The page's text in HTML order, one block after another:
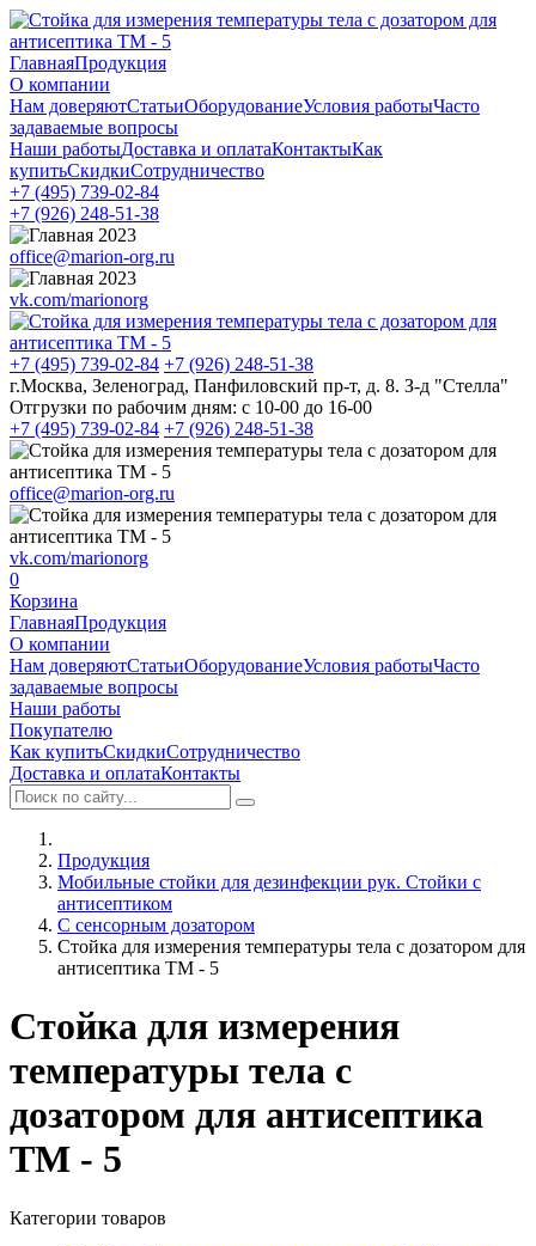
ГлавнаяПродукция
О компании
Нам доверяютСтатьиОборудованиеУсловия работыЧасто
задаваемые вопросы
Наши работыДоставка и оплатаКонтактыКак
купитьСкидкиСотрудничество
+7 (495) 739-02-84
+7 (926) 248-51-38
office@marion-org.ru
vk.com/marionorg
+7 (495) 739-02-84 +7 (926) 248-51-38
г.Москва, Зеленоград, Панфиловский пр-т, д. 8. З-д "Стелла"
Отгрузки по рабочим дням: с 10-00 до 16-00
+7 (495) 739-02-84 +7 (926) 248-51-38
office@marion-org.ru
vk.com/marionorg
0
Корзина
ГлавнаяПродукция
О компании
Нам доверяютСтатьиОборудованиеУсловия работыЧасто
задаваемые вопросы
Наши работы
Покупателю
Как купитьСкидкиСотрудничество
Доставка и оплатаКонтакты
Продукция
Мобильные стойки для дезинфекции рук. Стойки с
антисептиком
С сенсорным дозатором
Стойка для измерения температуры тела с дозатором для
антисептика ТМ - 5
Стойка для измерения
температуры тела с
дозатором для антисептика
ТМ - 5
Категории товаров